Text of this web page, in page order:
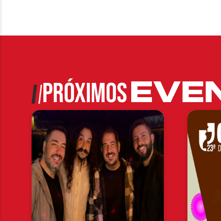
PRÓXIMOS